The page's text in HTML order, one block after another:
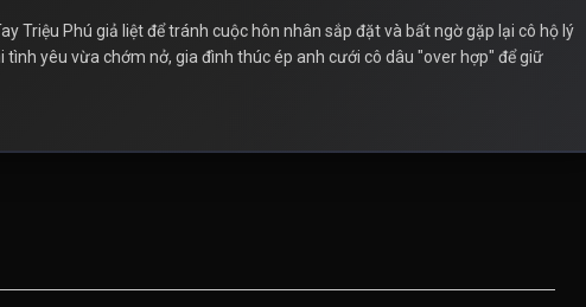
Triệu Phú giả liệt để tránh cuộc hôn nhân sắp đặt và bất ngờ gặp lại cô hộ lý
tình yêu vừa chớm nở, gia đình thúc ép anh cưới cô dâu "over hợp" để giữ